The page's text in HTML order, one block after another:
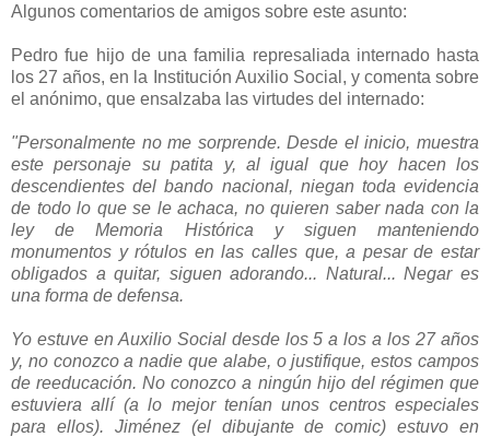
Algunos comentarios de amigos sobre este asunto:
Pedro fue hijo de una familia represaliada internado hasta
los 27 años, en la Institución Auxilio Social, y comenta sobre
el anónimo, que ensalzaba las virtudes del internado:
"Personalmente no me sorprende. Desde el inicio, muestra
este personaje su patita y, al igual que hoy hacen los
descendientes del bando nacional, niegan toda evidencia
de todo lo que se le achaca, no quieren saber nada con la
ley de Memoria Histórica y siguen manteniendo
monumentos y rótulos en las calles que, a pesar de estar
obligados a quitar, siguen adorando... Natural... Negar es
una forma de defensa.
Yo estuve en Auxilio Social desde los 5 a los a los 27 años
y, no conozco a nadie que alabe, o justifique, estos campos
de reeducación. No conozco a ningún hijo del régimen que
estuviera allí (a lo mejor tenían unos centros especiales
para ellos). Jiménez (el dibujante de comic) estuvo en